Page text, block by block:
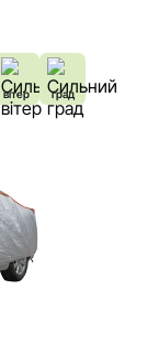
вітер град